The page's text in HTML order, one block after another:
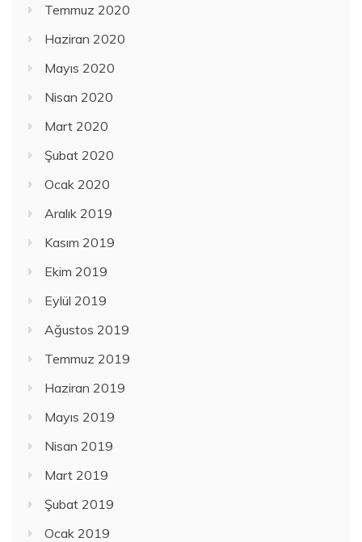
Temmuz 2020
Haziran 2020
Mayıs 2020
Nisan 2020
Mart 2020
Şubat 2020
Ocak 2020
Aralık 2019
Kasım 2019
Ekim 2019
Eylül 2019
Ağustos 2019
Temmuz 2019
Haziran 2019
Mayıs 2019
Nisan 2019
Mart 2019
Şubat 2019
Ocak 2019